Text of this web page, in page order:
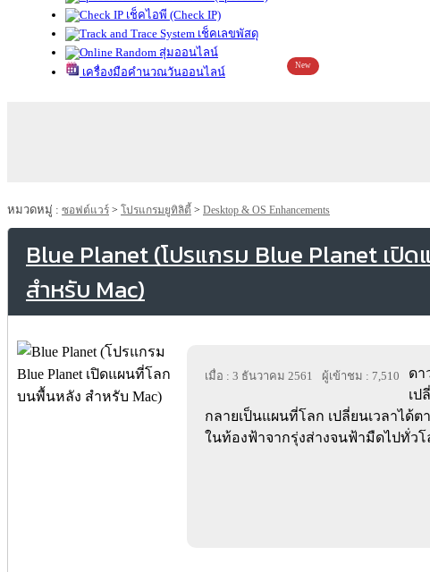
เช็คไอพี (Check IP)
เช็คเลขพัสดุ
สุ่มออนไลน์
เครื่องมือคำนวณวันออนไลน์
New
หมวดหมู่ : ซอฟต์แวร์ > โปรแกรมยูทิลิตี้ > Desktop & OS Enhancements
Blue Planet (โปรแกรม Blue Planet เปิ
สำหรับ Mac)
เมื่อ : 3 ธันวาคม 2561 ผู้เข้าชม : 7,510
ดา
เป
กลายเป็นแผนที่โลก เปลี่ยนเวลาได้
ในท้องฟ้าจากรุ่งส่างจนฟ้ามืดไปทั่วโ